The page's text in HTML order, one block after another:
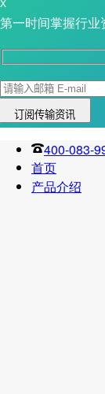
X
第一时间掌握行业
400-083-
首页
产品介绍